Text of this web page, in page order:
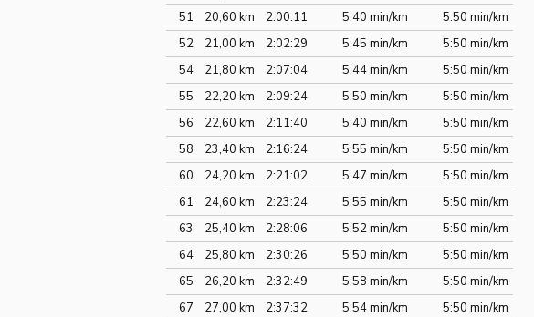
51
20,60 km 2:00:11 5:40 min/km
5:50 min/km
52
21,00 km 2:02:29 5:45 min/km
5:50 min/km
54
21,80 km 2:07:04 5:44 min/km
5:50 min/km
55
22,20 km 2:09:24 5:50 min/km
5:50 min/km
56
22,60 km 2:11:40 5:40 min/km
5:50 min/km
58
23,40 km 2:16:24 5:55 min/km
5:50 min/km
60
24,20 km 2:21:02 5:47 min/km
5:50 min/km
61
24,60 km 2:23:24 5:55 min/km
5:50 min/km
63
25,40 km 2:28:06 5:52 min/km
5:50 min/km
64
25,80 km 2:30:26 5:50 min/km
5:50 min/km
65
26,20 km 2:32:49 5:58 min/km
5:50 min/km
67
27,00 km 2:37:32 5:54 min/km
5:50 min/km